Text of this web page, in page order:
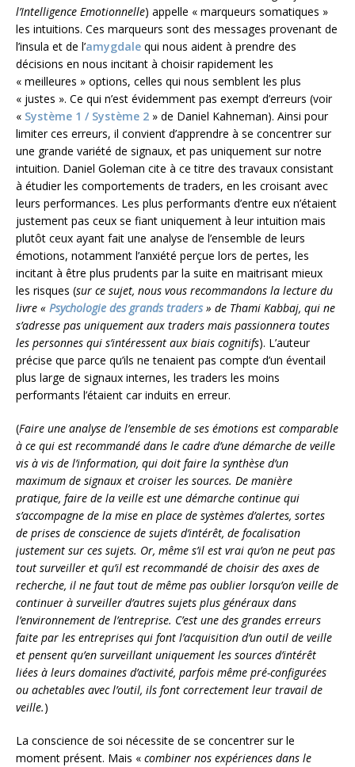
l’Intelligence Emotionnelle) appelle « marqueurs somatiques »
les intuitions. Ces marqueurs sont des messages provenant de
l’insula et de l’amygdale qui nous aident à prendre des
décisions en nous incitant à choisir rapidement les
« meilleures » options, celles qui nous semblent les plus
« justes ». Ce qui n’est évidemment pas exempt d’erreurs (voir
« Système 1 / Système 2 » de Daniel Kahneman). Ainsi pour
limiter ces erreurs, il convient d’apprendre à se concentrer sur
une grande variété de signaux, et pas uniquement sur notre
intuition. Daniel Goleman cite à ce titre des travaux consistant
à étudier les comportements de traders, en les croisant avec
leurs performances. Les plus performants d’entre eux n’étaient
justement pas ceux se fiant uniquement à leur intuition mais
plutôt ceux ayant fait une analyse de l’ensemble de leurs
émotions, notamment l’anxiété perçue lors de pertes, les
incitant à être plus prudents par la suite en maitrisant mieux
les risques (sur ce sujet, nous vous recommandons la lecture du
livre « Psychologie des grands traders» de Thami Kabbaj, qui ne
s’adresse pas uniquement aux traders mais passionnera toutes
les personnes qui s’intéressent aux biais cognitifs). L’auteur
précise que parce qu’ils ne tenaient pas compte d’un éventail
plus large de signaux internes, les traders les moins
performants l’étaient car induits en erreur.
(Faire une analyse de l’ensemble de ses émotions est comparable
à ce qui est recommandé dans le cadre d’une démarche de veille
vis à vis de l’information, qui doit faire la synthèse d’un
maximum de signaux et croiser les sources. De manière
pratique, faire de la veille est une démarche continue qui
s’accompagne de la mise en place de systèmes d’alertes, sortes
de prises de conscience de sujets d’intérêt, de focalisation
justement sur ces sujets. Or, même s’il est vrai qu’on ne peut pas
tout surveiller et qu’il est recommandé de choisir des axes de
recherche, il ne faut tout de même pas oublier lorsqu’on veille de
continuer à surveiller d’autres sujets plus généraux dans
l’environnement de l’entreprise. C’est une des grandes erreurs
faite par les entreprises qui font l’acquisition d’un outil de veille
et pensent qu’en surveillant uniquement les sources d’intérêt
liées à leurs domaines d’activité, parfois même pré-configurées
ou achetables avec l’outil, ils font correctement leur travail de
veille.)
La conscience de soi nécessite de se concentrer sur le
moment présent. Mais « combiner nos expériences dans le